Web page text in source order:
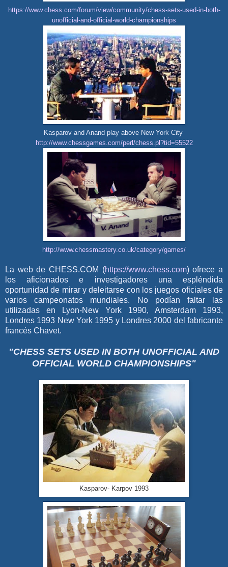
https://www.chess.com/forum/view/community/chess-sets-used-in-both-
unofficial-and-official-world-championships
Kasparov and Anand play above New York City
http://www.chessgames.com/perl/chess.pl?tid=55522
http://www.chessmastery.co.uk/category/games/
La web de CHESS.COM (https://www.chess.com) ofrece a
los aficionados e investigadores una espléndida
oportunidad de mirar y deleitarse con los juegos oficiales de
varios campeonatos mundiales. No podían faltar las
utilizadas en Lyon-New York 1990, Amsterdam 1993,
Londres 1993 New York 1995 y Londres 2000 del fabricante
francés Chavet.
"CHESS SETS USED IN BOTH UNOFFICIAL AND
OFFICIAL WORLD CHAMPIONSHIPS"
Kasparov- Karpov 1993